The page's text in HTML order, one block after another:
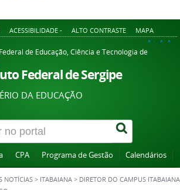
ACESSIBILIDADE - ALTO CONTRASTE MAPA
A+ A A-
de Educação, Ciência e Tecnologia de
Federal de Sergipe
DA EDUCAÇÃO
CPA Programa de Gestão Calendários
NOTÍCIAS > ITABAIANA > DIRETOR DO CAMPUS ITABAIANA